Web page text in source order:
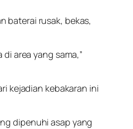
baterai rusak, bekas,
area yang sama,”
kejadian kebakaran ini
dipenuhi asap yang